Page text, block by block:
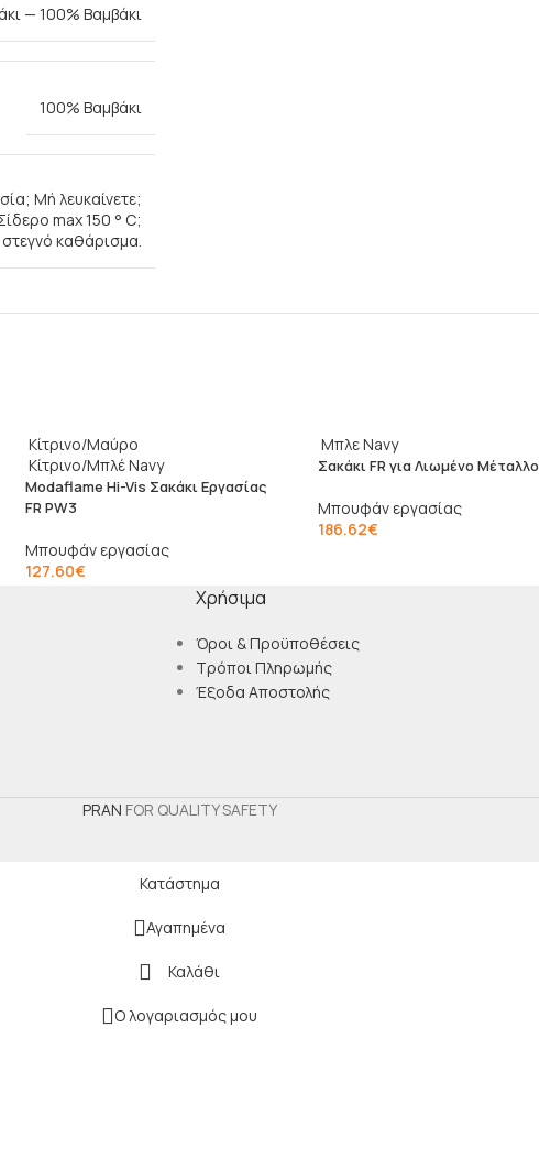
— 100% Βαμβάκι
100% Βαμβάκι
Μή λευκαίνετε;
max 150 ° C;
καθάρισμα.
Κίτρινο/Μαύρο
Κίτρινο/Μπλέ Navy
Modaflame Hi-Vis Σακάκι Εργασίας
FR PW3
Μπουφάν εργασίας
127.60€
Μπλε Navy
Σακάκι FR για Λιωμένο Μέταλλο
Μπουφάν εργασίας
186.62€
Χρήσιμα
Όροι & Προϋποθέσεις
Τρόποι Πληρωμής
Έξοδα Αποστολής
PRAN FOR QUALITY SAFETY
Κατάστημα
Αγαπημένα
Καλάθι
Ο λογαριασμός μου